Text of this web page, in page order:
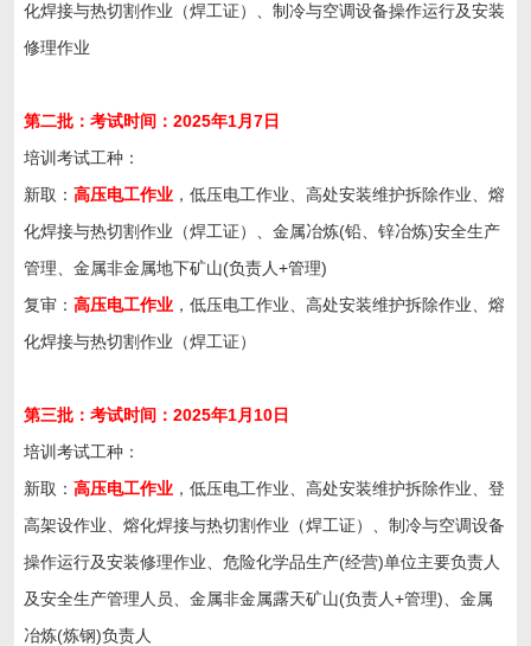
化焊接与热切割作业（焊工证）、制冷与空调设备操作运行及安装
修理作业
第二批：考试时间：2025年1月7日
培训考试工种：
新取：高压电工作业 ，低压电工作业、高处安装维护拆除作业、熔
化焊接与热切割作业（焊工证）、金属冶炼(铅、锌冶炼)安全生产
管理、金属非金属地下矿山(负责人+管理)
复审：高压电工作业 ，低压电工作业、高处安装维护拆除作业、熔
化焊接与热切割作业（焊工证）
第三批：考试时间：2025年1月 10日
培训考试工种：
新取：高压电工作业 ，低压电工作业、高处安装维护拆除作业、登
高架设作业、熔化焊接与热切割作业（焊工证）、制冷与空调设备
操作运行及安装修理作业、危险化学品生产(经营)单位主要负责人
及安全生产管理人员、金属非金属露天矿山(负责人+管理)、金属
冶炼(炼钢)负责人